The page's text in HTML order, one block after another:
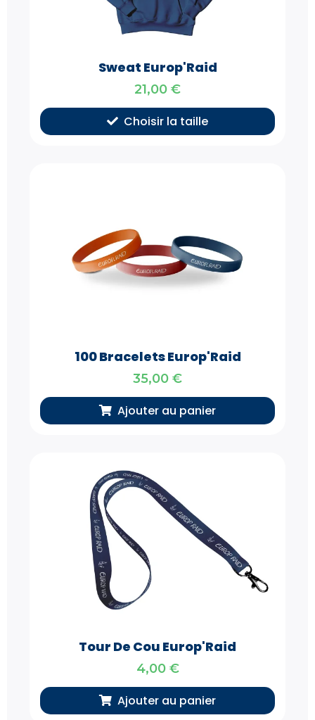
Sweat Europ'Raid
21,00 €
Choisir la taille
100 Bracelets Europ'Raid
35,00 €
Ajouter au panier
Tour De Cou Europ'Raid
4,00 €
Ajouter au panier